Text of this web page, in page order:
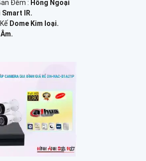
Đêm : Hồng Ngoại
IR.
Dome Kim loại.